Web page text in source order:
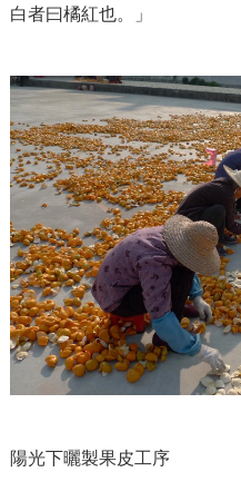
白者曰橘紅也。」
陽光下曬製果皮工序